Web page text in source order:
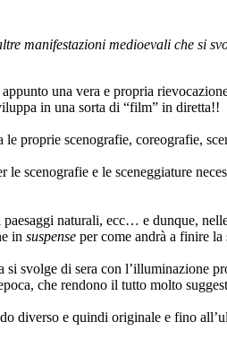
manifestazioni medioevali che si
una vera e propria
in una sorta di “film” in diretta!!
proprie scenografie, coreografie,
scenografie e le sceneggiature
naturali, ecc… e dunque,
in suspense per come andrà a finire
svolge di sera con l’illuminazione
che rendono il tutto molto
diverso e quindi originale e fino